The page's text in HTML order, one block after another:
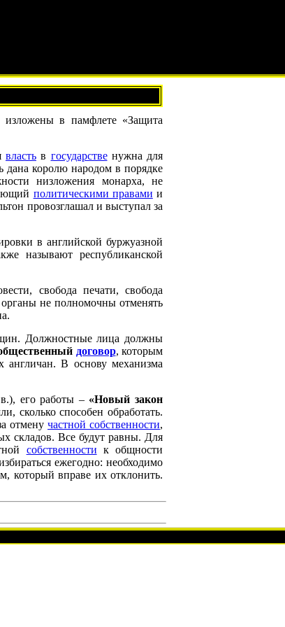
изложены в памфлете «Защита
властьв государственужна для
дана королю народом в порядке
низложения монарха, не
политическими правами и
провозглашал и выступал за
в английской буржуазной
называют республиканской
свобода печати, свобода
не полномочны отменять
Должностные лица должны
договор, которым
англичан. В основу механизма
его работы – «Новый закон
сколько способен обработать.
отмену частной собственности,
складов. Все будут равны. Для
собственности к общности
ежегодно: необходимо
который вправе их отклонить.